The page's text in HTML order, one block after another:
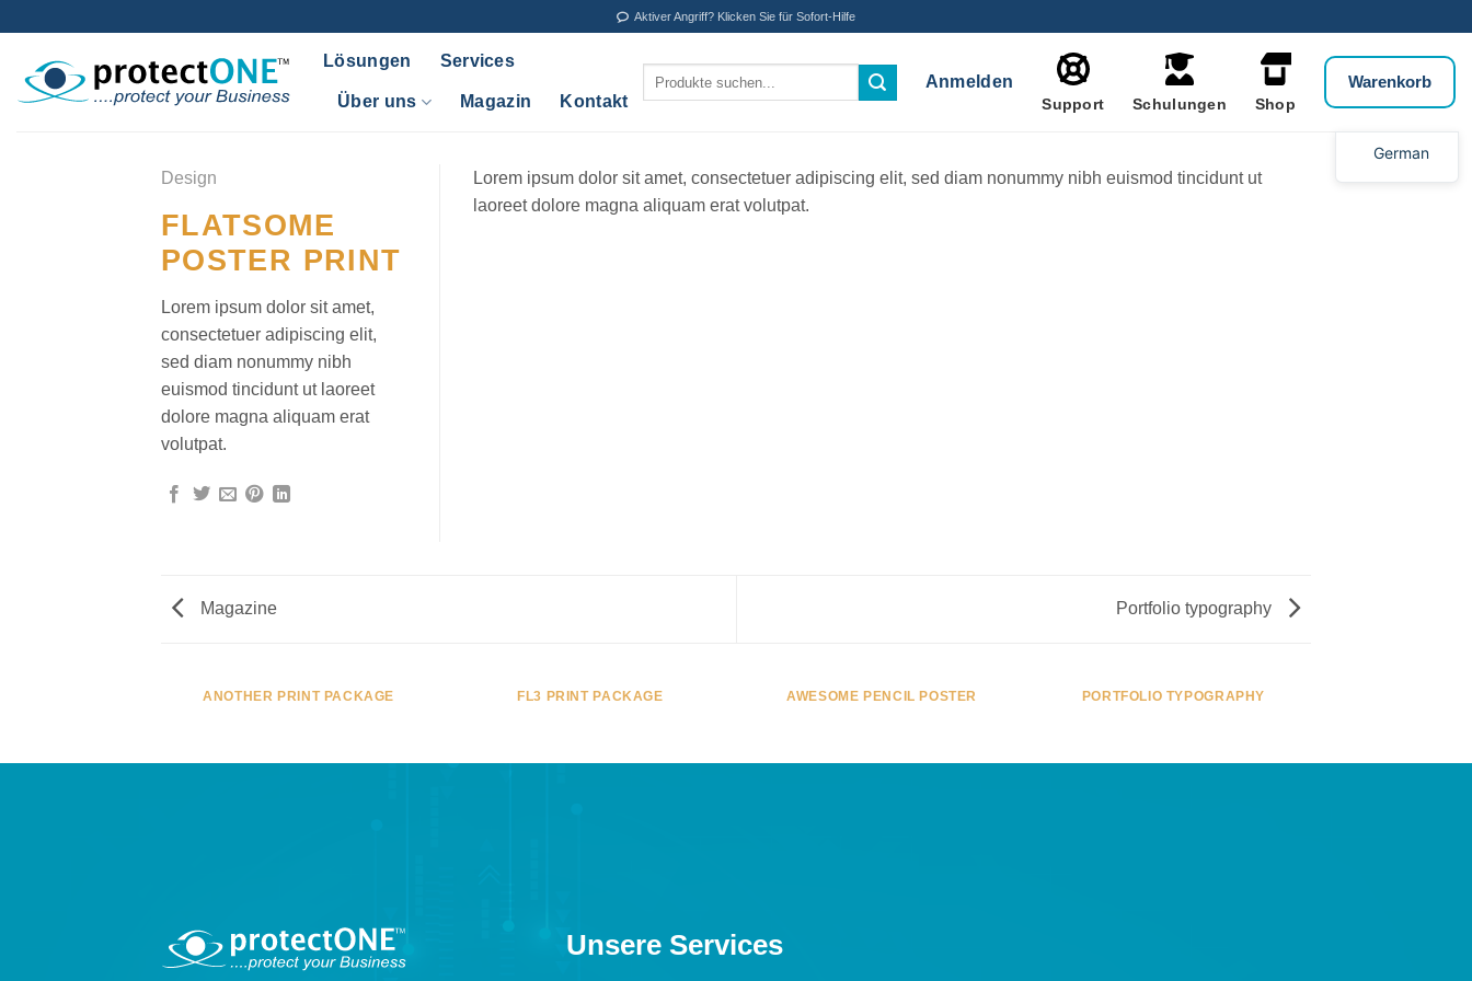
springen
Aktiver Angriff? Klicken Sie für Sofort-Hilfe
Lösungen Services
Über uns Magazin Kontakt
Anmelden
Support Schulungen Shop
Warenkorb
German
Design
FLATSOME
POSTER PRINT
Lorem ipsum dolor sit amet,
consectetuer adipiscing elit,
sed diam nonummy nibh
euismod tincidunt ut laoreet
dolore magna aliquam erat
volutpat.
Lorem ipsum dolor sit amet, consectetuer adipiscing elit, sed diam nonummy nibh euismod tincidunt ut
laoreet dolore magna aliquam erat volutpat.
Magazine Portfolio typography
ANOTHER PRINT PACKAGE FL3 PRINT PACKAGE AWESOME PENCIL POSTER PORTFOLIO TYPOGRAPHY
Unsere Services